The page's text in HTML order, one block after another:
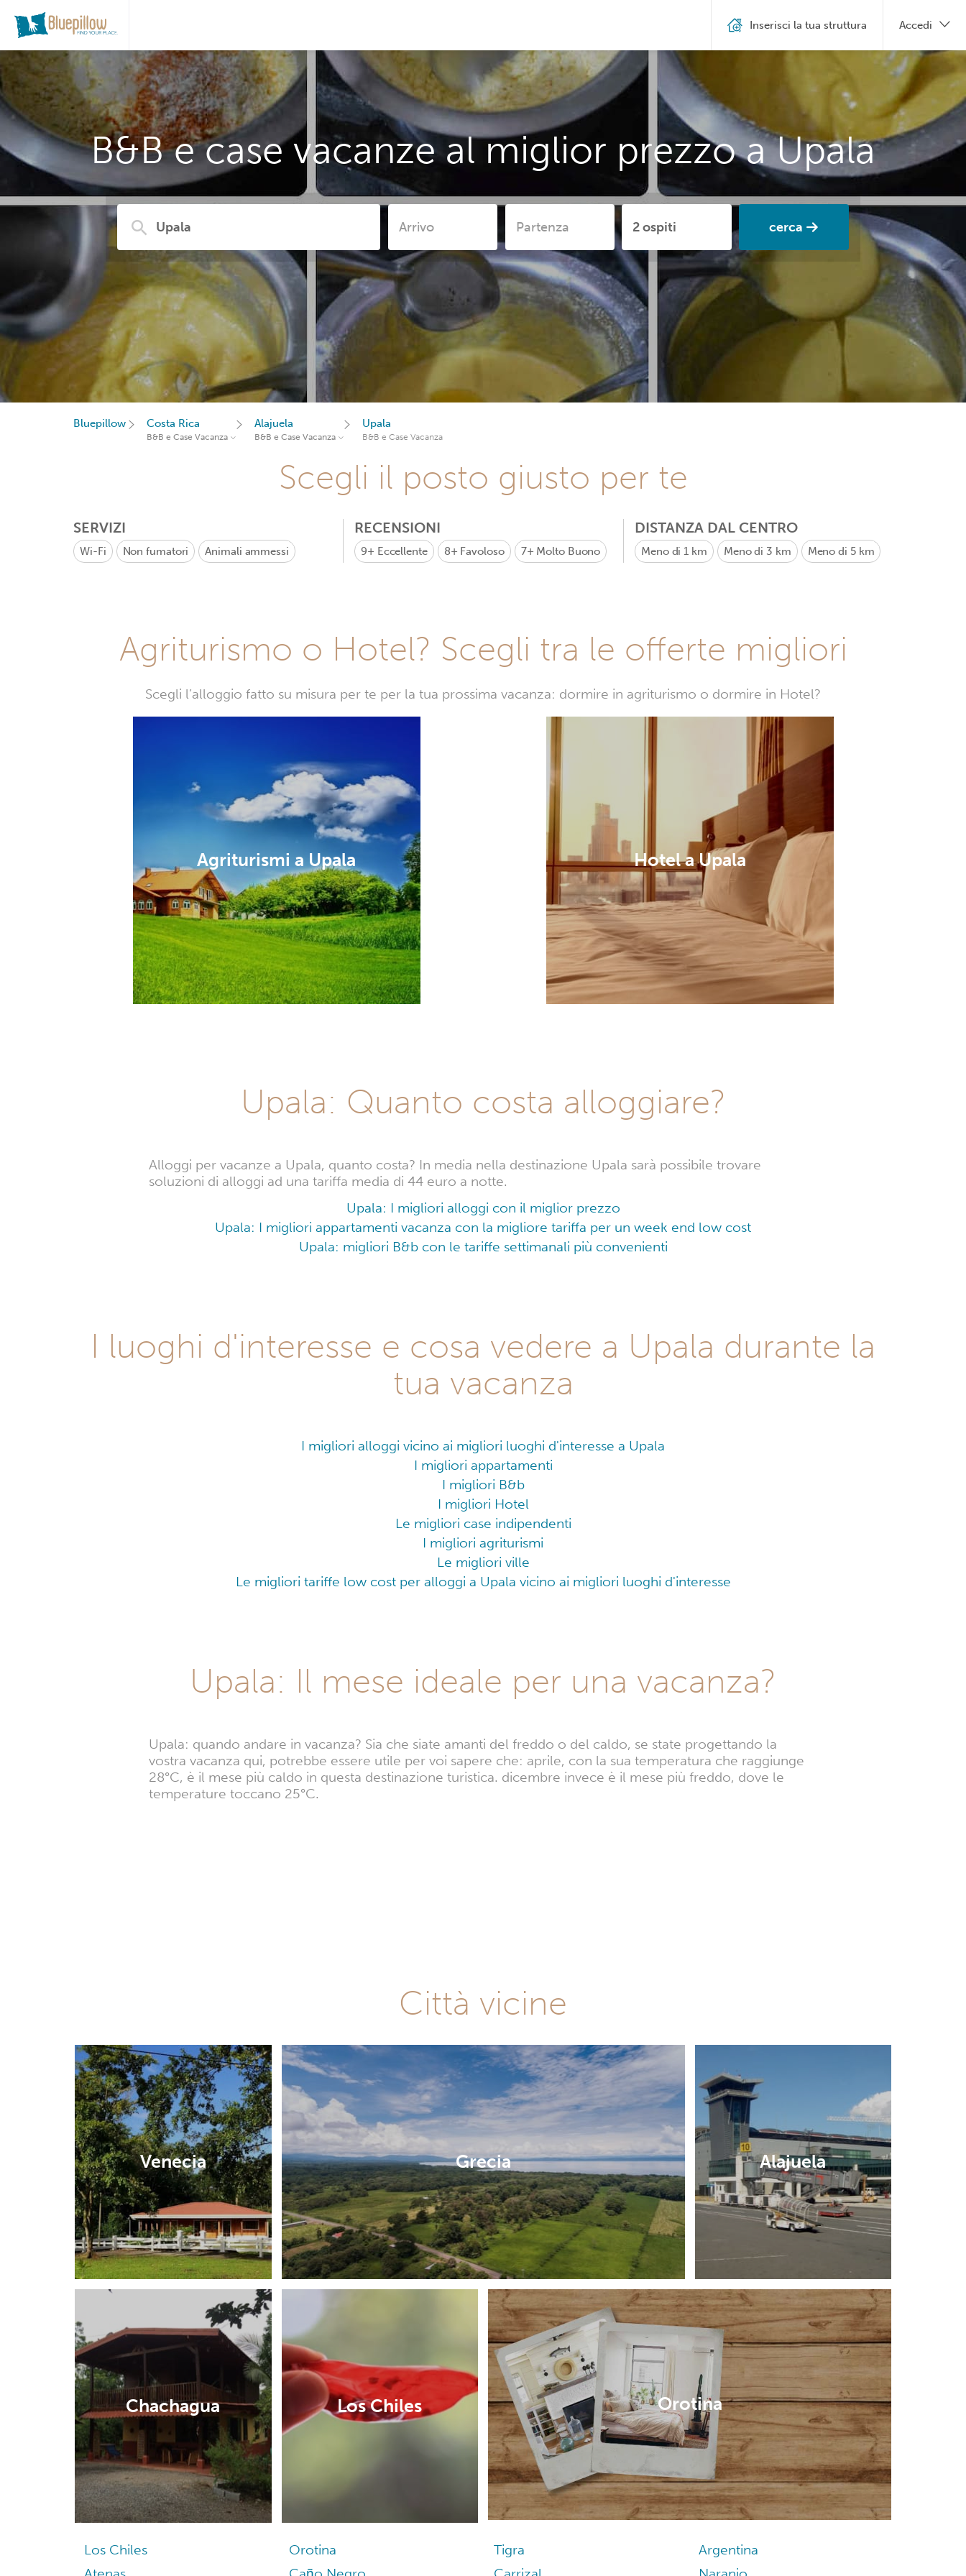
B&B e case vacanze al miglior prezzo a Upala
cerca
Inserisci la tua struttura Accedi
Bluepillow Costa Rica
B&B e Case Vacanza
Alajuela
B&B e Case Vacanza
Upala
B&B e Case Vacanza
Scegli il posto giusto per te
SERVIZI
Wi-Fi Non fumatori Animali ammessi
RECENSIONI
9+ Eccellente 8+ Favoloso 7+ Molto Buono
DISTANZA DAL CENTRO
Meno di 1 km Meno di 3 km Meno di 5 km
Agriturismo o Hotel? Scegli tra le offerte migliori
Scegli l’alloggio fatto su misura per te per la tua prossima vacanza: dormire in agriturismo o dormire in Hotel?
Agriturismi a Upala Hotel a Upala
Upala: Quanto costa alloggiare?
Alloggi per vacanze a Upala, quanto costa? In media nella destinazione Upala sarà possibile trovare
soluzioni di alloggi ad una tariffa media di 44 euro a notte.
Upala: I migliori alloggi con il miglior prezzo
Upala: I migliori appartamenti vacanza con la migliore tariffa per un week end low cost
Upala: migliori B&b con le tariffe settimanali più convenienti
I luoghi d'interesse e cosa vedere a Upala durante la
tua vacanza
I migliori alloggi vicino ai migliori luoghi d'interesse a Upala
I migliori appartamenti
I migliori B&b
I migliori Hotel
Le migliori case indipendenti
I migliori agriturismi
Le migliori ville
Le migliori tariffe low cost per alloggi a Upala vicino ai migliori luoghi d'interesse
Upala: Il mese ideale per una vacanza?
Upala: quando andare in vacanza? Sia che siate amanti del freddo o del caldo, se state progettando la
vostra vacanza qui, potrebbe essere utile per voi sapere che: aprile, con la sua temperatura che raggiunge
28°C, è il mese più caldo in questa destinazione turistica. dicembre invece è il mese più freddo, dove le
temperature toccano 25°C.
Città vicine
Venecia Grecia Alajuela
Chachagua Los Chiles Orotina
Los Chiles Orotina Tigra
Argentina